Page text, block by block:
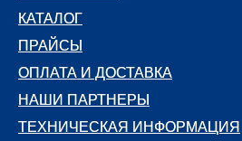
КАТАЛОГ
КАТАЛОГ
ПРАЙСЫ
ПРАЙСЫ
ОПЛАТА И ДОСТАВКА
ОПЛАТА И ДОСТАВКА
НАШИ ПАРТНЕРЫ
НАШИ ПАРТНЕРЫ
ТЕХНИЧЕСКАЯ ИНФОРМАЦИЯ
ТЕХНИЧЕСКАЯ ИНФОРМАЦИЯ